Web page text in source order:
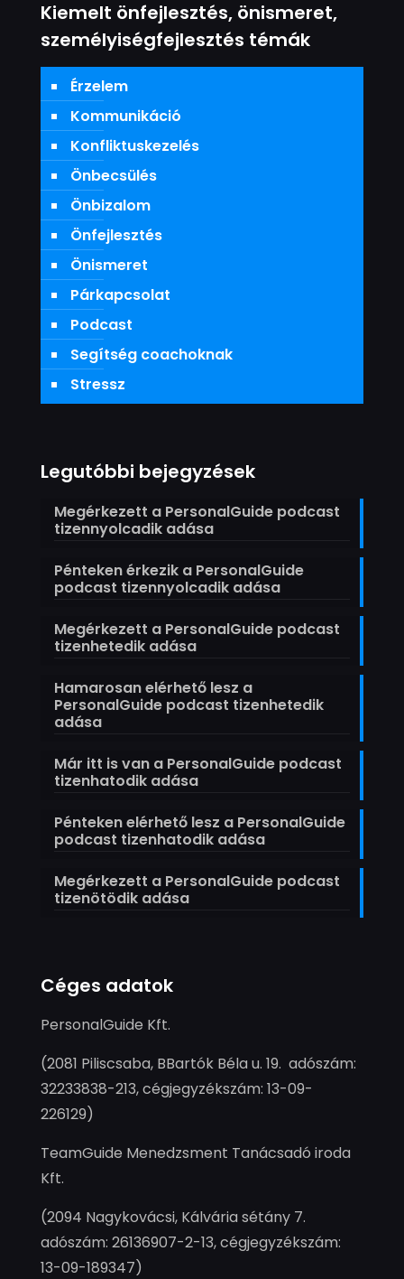
Kiemelt önfejlesztés, önismeret,
személyiségfejlesztés témák
Érzelem
Kommunikáció
Konfliktuskezelés
Önbecsülés
Önbizalom
Önfejlesztés
Önismeret
Párkapcsolat
Podcast
Segítség coachoknak
Stressz
Legutóbbi bejegyzések
Megérkezett a PersonalGuide podcast
tizennyolcadik adása
Pénteken érkezik a PersonalGuide
podcast tizennyolcadik adása
Megérkezett a PersonalGuide podcast
tizenhetedik adása
Hamarosan elérhető lesz a
PersonalGuide podcast tizenhetedik
adása
Már itt is van a PersonalGuide podcast
tizenhatodik adása
Pénteken elérhető lesz a PersonalGuide
podcast tizenhatodik adása
Megérkezett a PersonalGuide podcast
tizenötödik adása
Céges adatok
PersonalGuide Kft.
(2081 Piliscsaba, BBartók Béla u. 19. adószám:
32233838-213, cégjegyzékszám: 13-09-
226129)
TeamGuide Menedzsment Tanácsadó iroda
Kft.
(2094 Nagykovácsi, Kálvária sétány 7.
adószám: 26136907-2-13, cégjegyzékszám:
13-09-189347)